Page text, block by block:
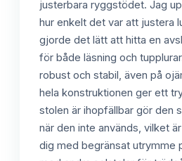
justerbara ryggstödet. Jag
hur enkelt det var att justera
gjorde det lätt att hitta en
för både läsning och
robust och stabil, även på
hela konstruktionen ger ett
stolen är ihopfällbar gör den
när den inte används, vilket
dig med begränsat utrymme